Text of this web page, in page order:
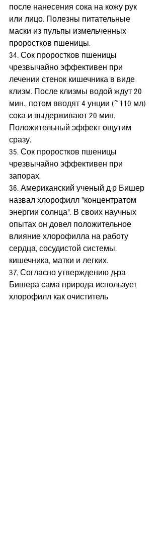
после нанесения сока на кожу рук
или лицо. Полезны питательные
маски из пульпы измельченных
проростков пшеницы.
34. Сок проростков пшеницы
чрезвычайно эффективен при
лечении стенок кишечника в виде
клизм. После клизмы водой ждут 20
мин., потом вводят 4 унции (~110 мл)
сока и выдерживают 20 мин.
Положительный эффект ощутим
сразу.
35. Сок проростков пшеницы
чрезвычайно эффективен при
запорах.
36. Американский ученый д-р Бишер
назвал хлорофилл "концентратом
энергии солнца". В своих научных
опытах он довел положительное
влияние хлорофилла на работу
сердца, сосудистой системы,
кишечника, матки и легких.
37. Согласно утверждению д-ра
Бишера сама природа использует
хлорофилл как очиститель